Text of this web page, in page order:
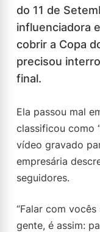
do 11 de
influenciadora
cobrir a Copa
precisou
final.
Ela passou mal
classificou como
vídeo gravado
empresária
seguidores.
“Falar com
gente, é assim: